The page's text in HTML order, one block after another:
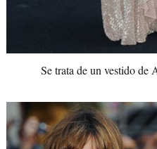
Se trata de un vestido de